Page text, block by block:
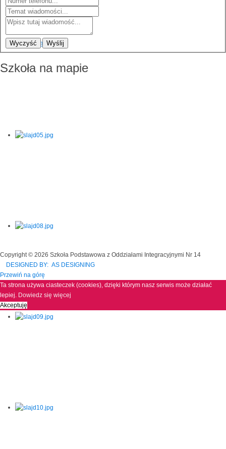
Wyczyść Wyślij
Szkoła na mapie
Copyright © 2026 Szkoła Podstawowa z Oddziałami Integracyjnymi Nr 14
DESIGNED BY: AS DESIGNING
Przewiń na górę
Ta strona używa ciasteczek (cookies), dzięki którym nasz serwis może działać
lepiej. Dowiedz się więcej
Akceptuję